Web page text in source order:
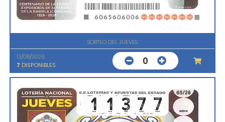
SORTEO DEL JUEVES
13/08/2026
7 DISPONIBLES 0